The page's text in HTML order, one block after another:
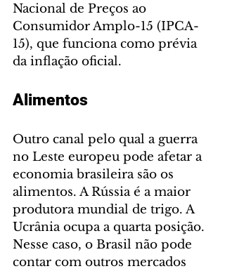
Nacional de Preços ao
Consumidor Amplo-15 (IPCA-
15), que funciona como prévia
da inflação oficial.
Alimentos
Outro canal pelo qual a guerra
no Leste europeu pode afetar a
economia brasileira são os
alimentos. A Rússia é a maior
produtora mundial de trigo. A
Ucrânia ocupa a quarta posição.
Nesse caso, o Brasil não pode
contar com outros mercados